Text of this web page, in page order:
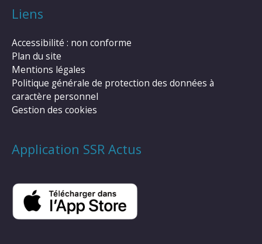
Liens
Accessibilité : non conforme
Plan du site
Mentions légales
Politique générale de protection des données à
caractère personnel
Gestion des cookies
Application SSR Actus